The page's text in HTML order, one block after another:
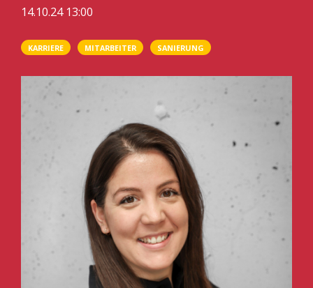
14.10.24 13:00
KARRIERE MITARBEITER SANIERUNG